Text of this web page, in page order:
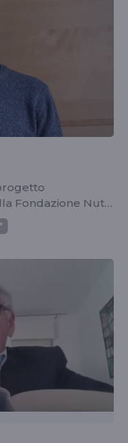
Fondazione Nuto